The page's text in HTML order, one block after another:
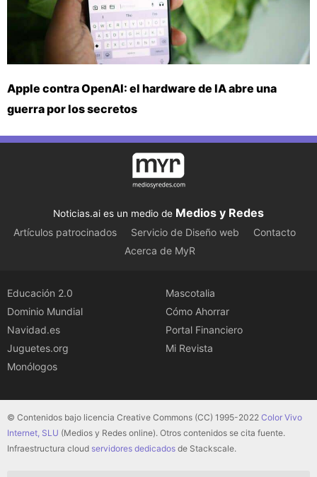
Apple contra OpenAI: el hardware de IA abre una
guerra por los secretos
Noticias.ai es un medio de Medios y Redes
Artículos patrocinados Servicio de Diseño web
Contacto
Acerca de MyR
Educación 2.0
Dominio Mundial
Navidad.es
Juguetes.org
Monólogos
Mascotalia
Cómo Ahorrar
Portal Financiero
Mi Revista
© Contenidos bajo licencia Creative Commons (CC) 1995-2022 Color Vivo
Internet, SLU (Medios y Redes online). Otros contenidos se cita fuente.
Infraestructura cloud servidores dedicados de Stackscale.